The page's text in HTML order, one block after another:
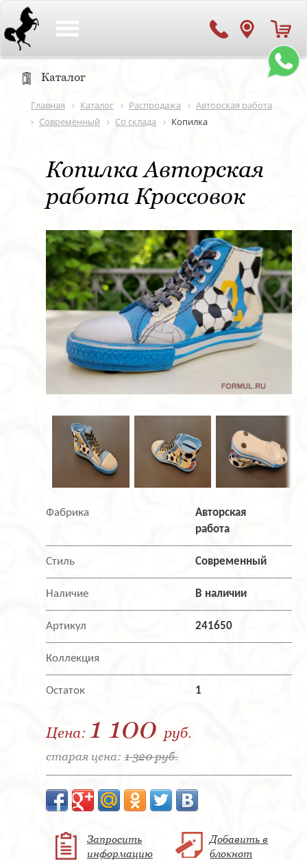
Каталог
Главная Каталог Распродажа
Авторская работа
Современный
Со склада Копилка
Копилка Авторская
работа Кроссовок
Фабрика
Авторская
работа
Стиль Современный
Наличие В наличии
Артикул 241650
Коллекция
Остаток 1
Цена: 1 100 руб.
старая цена: 1 320 руб.
Запросить
информацию
Добавить в
блокнот